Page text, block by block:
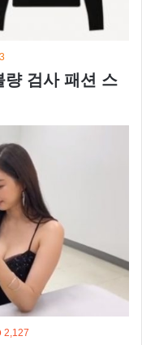
량 검사 패션 스
2,127